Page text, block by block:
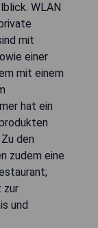
WLAN
mit
einer
mit einem
hat ein
den
zudem eine
zur
und